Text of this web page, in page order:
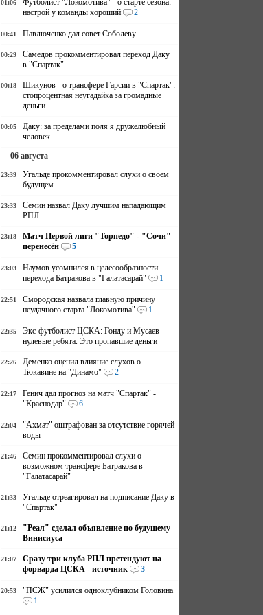
01:06
Футболист "Локомотива" - о старте сезона:
настрой у команды хороший
2
00:41 Павлюченко дал совет Соболеву
00:29
Самедов прокомментировал переход Даку
в "Спартак"
00:18
Шикунов - о трансфере Гарсии в "Спартак":
стопроцентная неугадайка за громадные
деньги
00:05
Даку: за пределами поля я дружелюбный
человек
06 августа
23:39
Угальде прокомментировал слухи о своем
будущем
23:33
Семин назвал Даку лучшим нападающим
РПЛ
23:18
Матч Первой лиги "Торпедо" - "Сочи"
перенесён
5
23:03
Наумов усомнился в целесообразности
перехода Батракова в "Галатасарай"
1
22:51
Смородская назвала главную причину
неудачного старта "Локомотива"
1
22:35
Экс-футболист ЦСКА: Гонду и Мусаев -
нулевые ребята. Это пропавшие деньги
22:26
Деменко оценил влияние слухов о
Тюкавине на "Динамо"
2
22:17
Генич дал прогноз на матч "Спартак" -
"Краснодар"
6
22:04
"Ахмат" оштрафован за отсутствие горячей
воды
21:46
Семин прокомментировал слухи о
возможном трансфере Батракова в
"Галатасарай"
21:33
Угальде отреагировал на подписание Даку в
"Спартак"
21:12
"Реал" сделал объявление по будущему
Винисиуса
21:07
Сразу три клуба РПЛ претендуют на
форварда ЦСКА - источник
3
20:53
"ПСЖ" усилился одноклубником Головина
1